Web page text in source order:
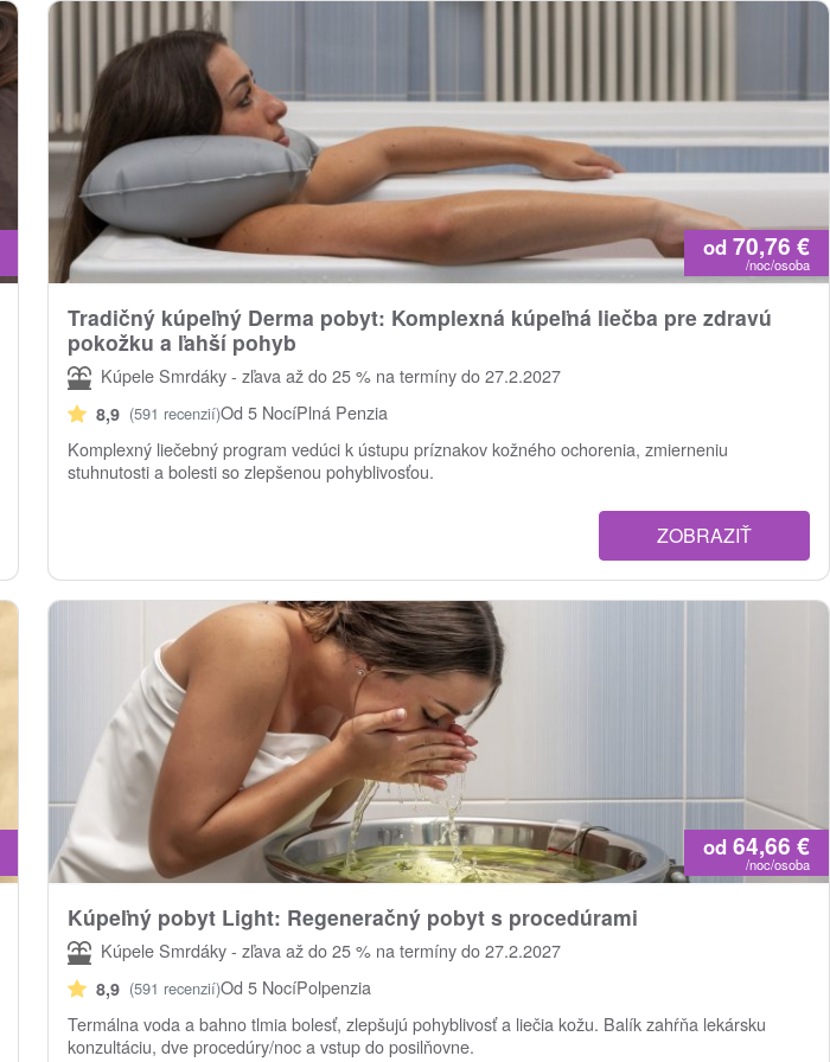
od 70,76 €
/noc/osoba
Tradičný kúpeľný Derma pobyt: Komplexná kúpeľná liečba pre zdravú
pokožku a ľahší pohyb
Kúpele Smrdáky - zľava až do 25 % na termíny do 27.2.2027
8,9 (591 recenzií)Od 5 NocíPlná Penzia
Komplexný liečebný program vedúci k ústupu príznakov kožného ochorenia, zmierneniu
stuhnutosti a bolesti so zlepšenou pohyblivosťou.
ZOBRAZIŤ
od 64,66 €
/noc/osoba
Kúpeľný pobyt Light: Regeneračný pobyt s procedúrami
Kúpele Smrdáky - zľava až do 25 % na termíny do 27.2.2027
8,9 (591 recenzií)Od 5 NocíPolpenzia
Termálna voda a bahno tlmia bolesť, zlepšujú pohyblivosť a liečia kožu. Balík zahŕňa lekársku
konzultáciu, dve procedúry/noc a vstup do posilňovne.